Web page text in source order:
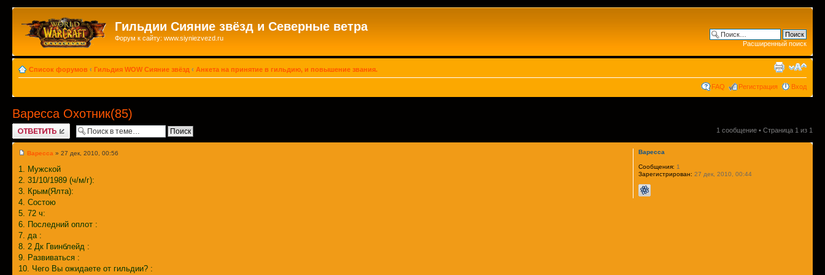
Гильдии Сияние звёзд и Северные ветра
Форум к сайту: www.siyniezvezd.ru
Расширенный поиск
Список форумов ‹ Гильдия WOW Сияние звёзд ‹ Анкета на принятие в гильдию, и повышение звания.
FAQ Регистрация Вход
Варесса Охотник(85)
Ответить 1 сообщение • Страница 1 из 1
Варесса » 27 дек, 2010, 00:56
1. Мужской
2. 31/10/1989 (ч/м/г):
3. Крым(Ялта):
4. Состою
5. 72 ч:
6. Последний оплот :
7. да :
8. 2 Дк Гвинблейд :
9. Развиваться :
10. Чего Вы ожидаете от гильдии? :
Варесса
Сообщения: 1
Зарегистрирован: 27 дек, 2010, 00:44